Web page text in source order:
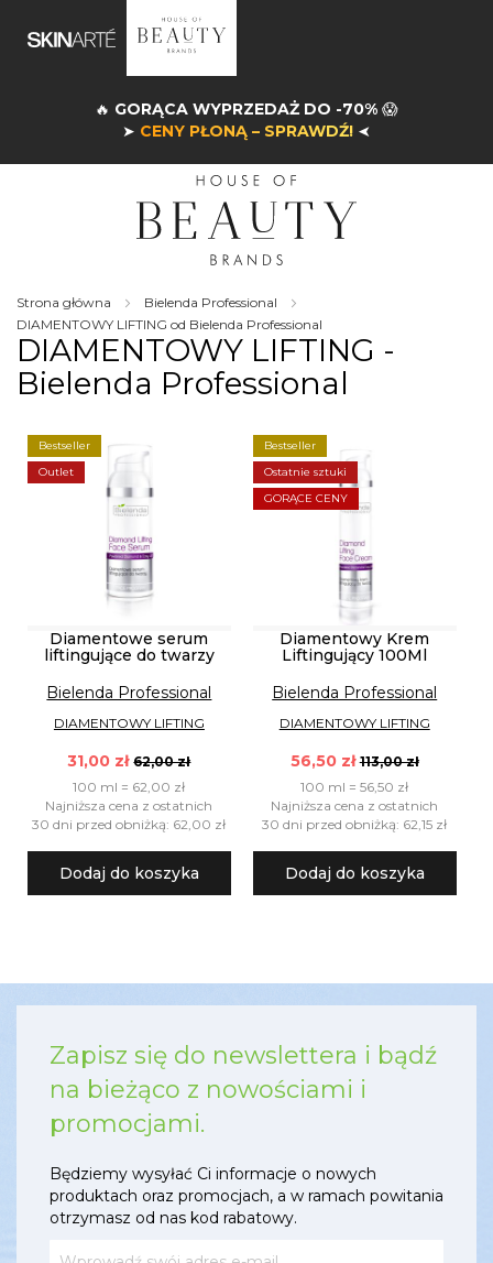
🔥 GORĄCA WYPRZEDAŻ DO -70% 😱
➤ CENY PŁONĄ – SPRAWDŹ! ➤
Strona główna
Bielenda Professional
DIAMENTOWY LIFTING od Bielenda Professional
DIAMENTOWY LIFTING -
Bielenda Professional
Bestseller
Outlet
Diamentowe serum
liftingujące do twarzy
Bielenda Professional
DIAMENTOWY LIFTING
31,00 zł 62,00 zł
100 ml = 62,00 zł
Najniższa cena z ostatnich
30 dni przed obniżką: 62,00 zł
Dodaj do koszyka
Bestseller
Ostatnie sztuki
GORĄCE CENY
Diamentowy Krem
Liftingujący 100Ml
Bielenda Professional
DIAMENTOWY LIFTING
56,50 zł 113,00 zł
100 ml = 56,50 zł
Najniższa cena z ostatnich
30 dni przed obniżką: 62,15 zł
Dodaj do koszyka
Zapisz się do newslettera i bądź
na bieżąco z nowościami i
promocjami.
Będziemy wysyłać Ci informacje o nowych
produktach oraz promocjach, a w ramach powitania
otrzymasz od nas kod rabatowy.